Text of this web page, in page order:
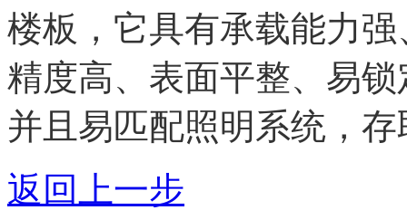
楼板，它具有承载能力
精度高、表面平整、易
并且易匹配照明系统，
返回上一步